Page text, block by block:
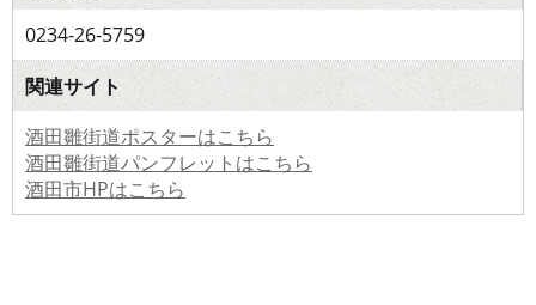
0234-26-5759
関連サイト
酒田雛街道ポスターはこちら
酒田雛街道パンフレットはこちら
酒田市HPはこちら